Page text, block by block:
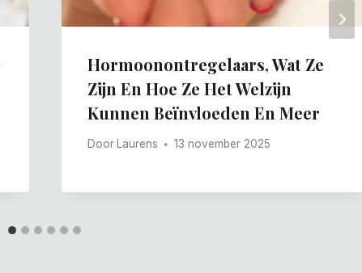
Hormoonontregelaars, Wat Ze
Zijn En Hoe Ze Het Welzijn
Kunnen Beïnvloeden En Meer
Door Laurens 13 november 2025